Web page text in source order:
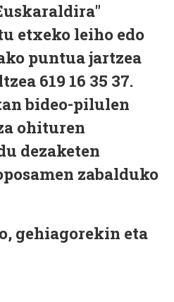
etxeko leiho edo
puntua jartzea
619 16 35 37.
bideo-pilulen
ohituren
dezaketen
zabalduko
gehiagorekin eta